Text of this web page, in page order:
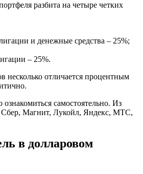
разбита на четыре четких
и денежные средства – 25%;
– 25%.
несколько отличается процентным
самостоятельно. Из
Сбер, Магнит, Лукойл, Яндекс, МТС,
в долларовом